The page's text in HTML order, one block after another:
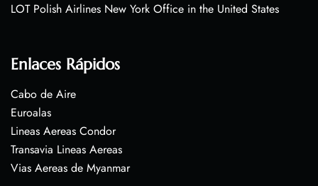
LOT Polish Airlines New York Office in the United States
Enlaces Rápidos
Cabo de Aire
Euroalas
Lineas Aereas Condor
Transavia Lineas Aereas
Vias Aereas de Myanmar